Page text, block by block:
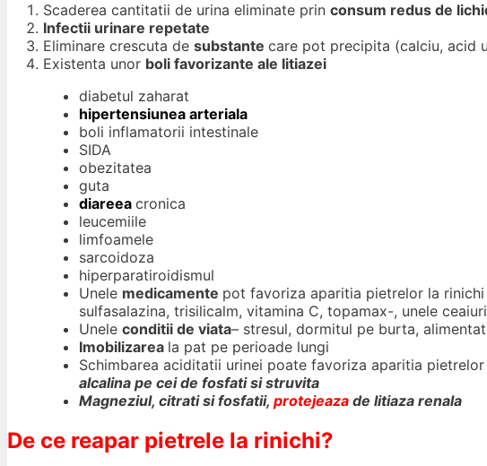
Scaderea cantitatii de urina eliminate prin consum redus de
Infectii urinare repetate
Eliminare crescuta de substante care pot precipita (calciu, acid
Existenta unor boli favorizante ale litiazei
diabetul zaharat
hipertensiunea arteriala
boli inflamatorii intestinale
SIDA
obezitatea
guta
diareea cronica
leucemiile
limfoamele
sarcoidoza
hiperparatiroidismul
Unele medicamente pot favoriza aparitia pietrelor la
sulfasalazina, trisilicalm, vitamina C, topamax-, unele ceaiuri
Unele conditii de viata– stresul, dormitul pe burta,
Imobilizarea la pat pe perioade lungi
Schimbarea aciditatii urinei poate favoriza aparitia pietrelor
alcalina pe cei de fosfati si struvita
Magneziul, citrati si fosfatii, protejeaza de litiaza renala
De ce reapar pietrele la rinichi?